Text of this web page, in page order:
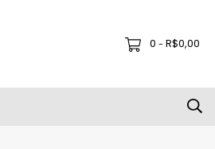
0 - R$0,00